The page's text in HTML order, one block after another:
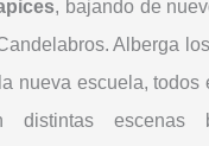
, bajando de
Alberga
nueva escuela, todos
distintas escenas